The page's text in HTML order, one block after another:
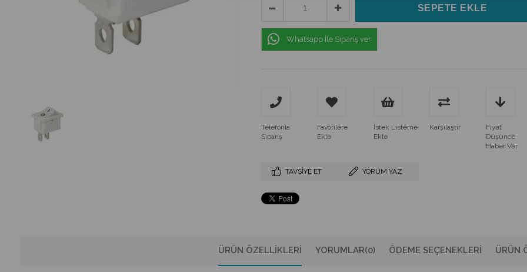
Whatsapp İle Sipariş ver
Telefonla
Sipariş
Favorilere
Ekle
İstek Listeme
Ekle
Karşılaştır
Fiyat
Düşünce
Haber Ver
TAVSIYE ET YORUM YAZ
ÜRÜN ÖZELLIKLERI YORUMLAR(0) ÖDEME SEÇENEKLERI ÜRÜN